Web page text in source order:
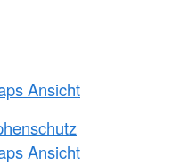
Ansicht
Ansicht